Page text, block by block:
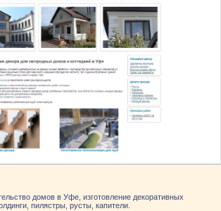
домов в Уфе, изготовление декоративных
пилястры, русты, капители.